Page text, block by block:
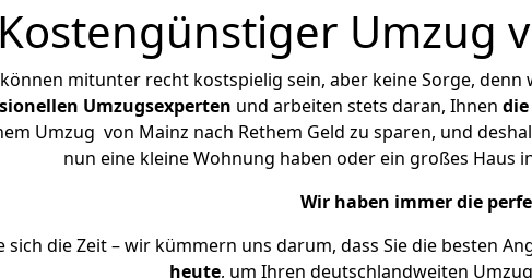
Kostengünstiger Umzug
mitunter recht kostspielig sein, aber keine Sorge, denn
Umzugsexperten und arbeiten stets daran, Ihnen
Umzug von Mainz nach Rethem Geld zu sparen, und
nun eine kleine Wohnung haben oder ein großes Haus
Wir haben immer die
sich die Zeit – wir kümmern uns darum, dass Sie die besten
heute, um Ihren deutschlandweiten